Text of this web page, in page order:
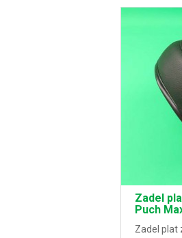
Zadel
Puch
Zadel plat